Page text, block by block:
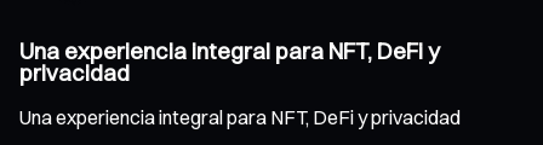
Una experiencia integral para NFT, DeFi y
privacidad
Una experiencia integral para NFT, DeFi y privacidad